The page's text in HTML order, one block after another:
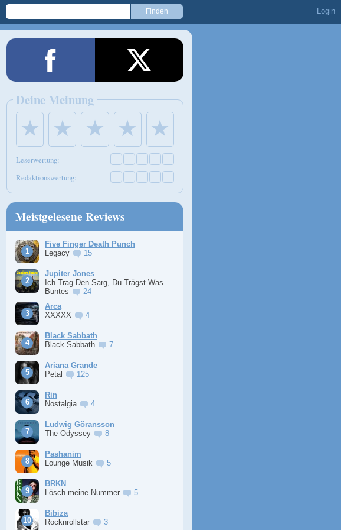
Login
Deine Meinung
★ ★ ★ ★ ★
Leserwertung:
Redaktionswertung:
Meistgelesene Reviews
Five Finger Death Punch
Legacy
15
Jupiter Jones
Ich Trag Den Sarg, Du Trägst Was
Buntes
24
Arca
XXXXX
4
Black Sabbath
Black Sabbath
7
Ariana Grande
Petal
125
Rin
Nostalgia
4
Ludwig Göransson
The Odyssey
8
Pashanim
Lounge Musik
5
BRKN
Lösch meine Nummer
5
Bibiza
Rocknrollstar
3